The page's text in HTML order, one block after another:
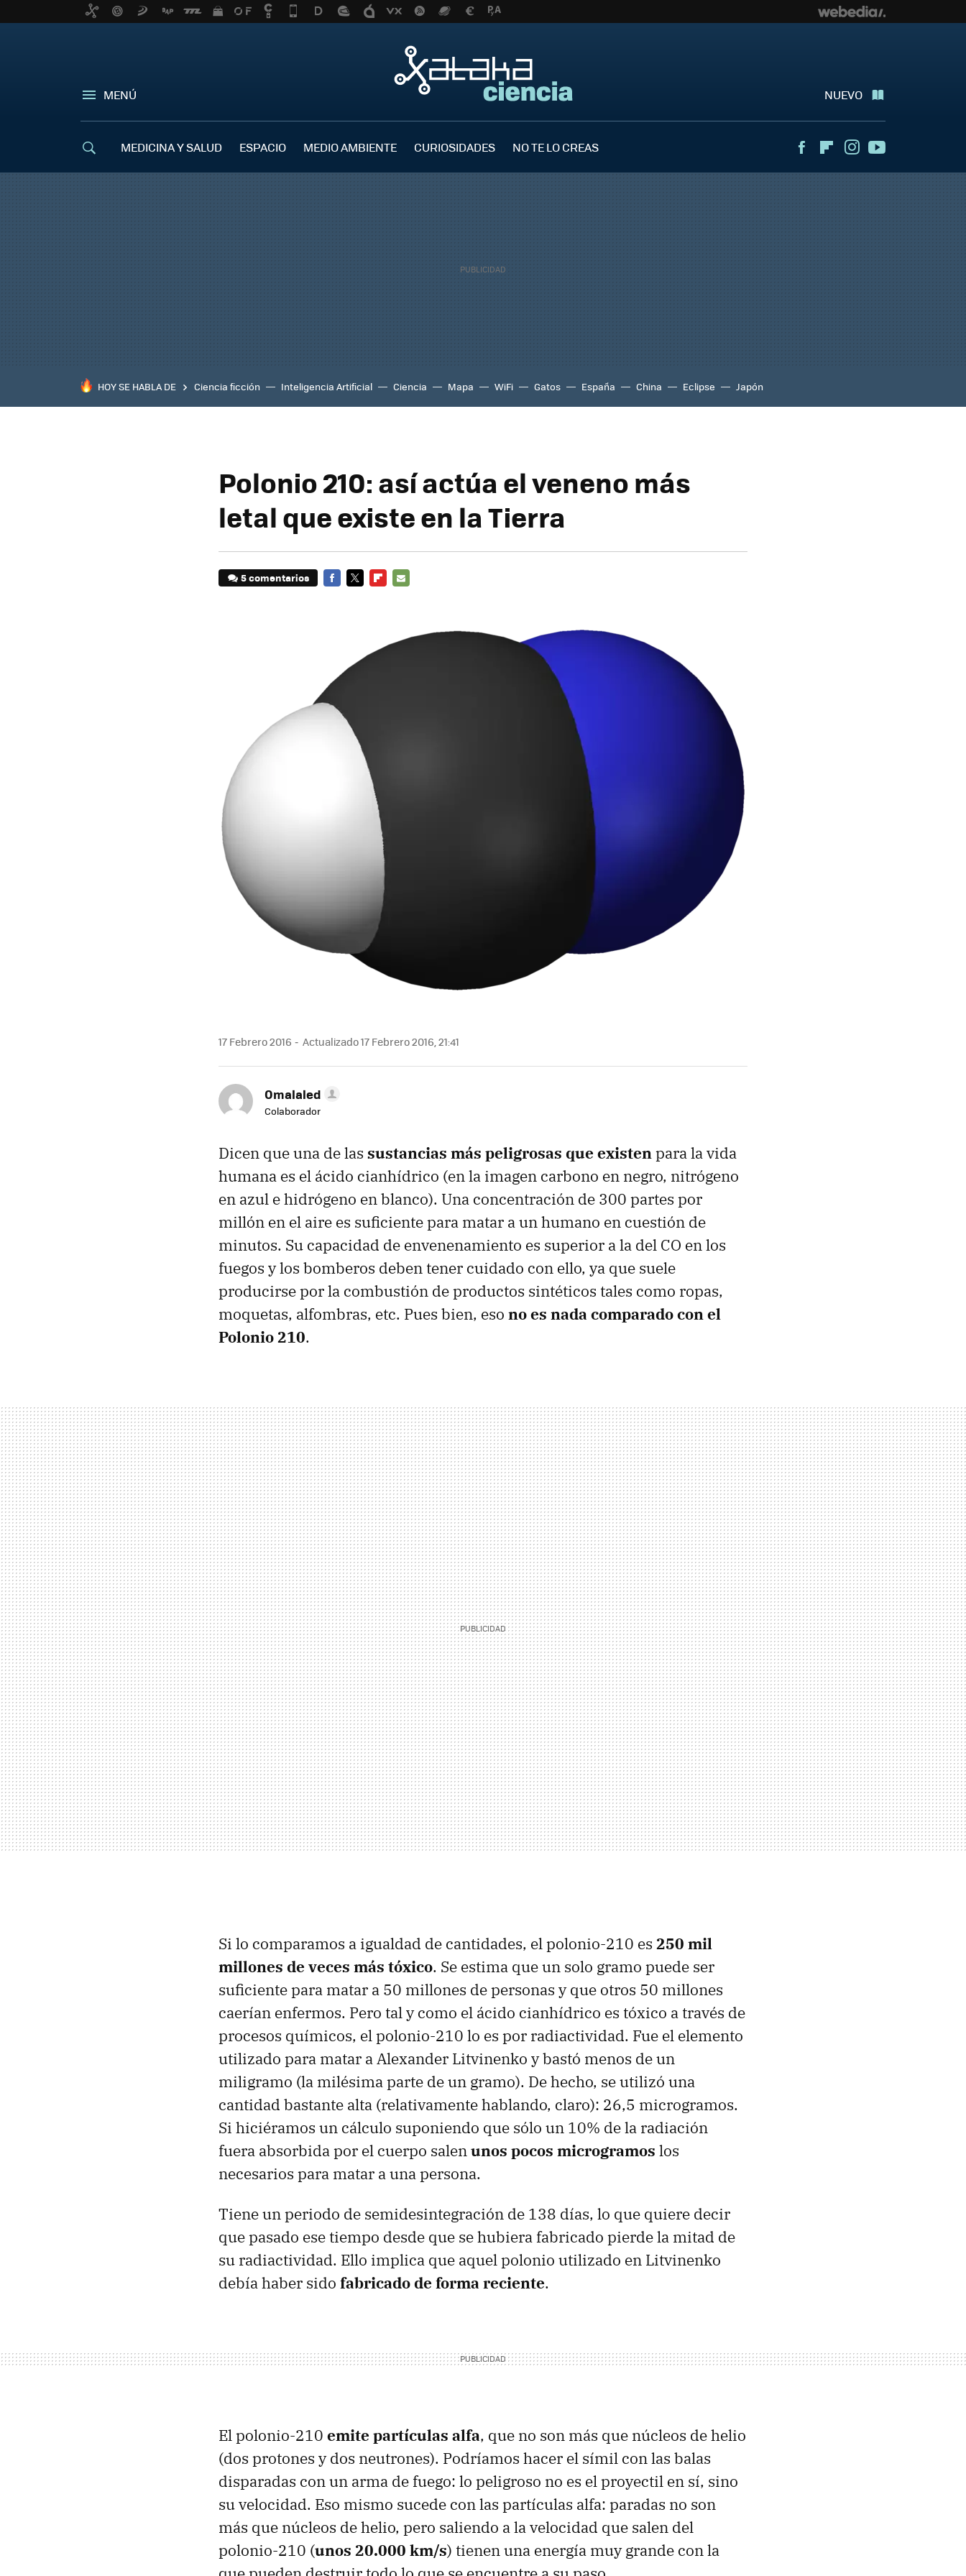
MENÚ NUEVO
MEDICINA Y SALUD ESPACIO MEDIO AMBIENTE CURIOSIDADES NO TE LO CREAS FacebookFlipboardInstagram
HOY SE HABLA DE Ciencia ficción Inteligencia Artificial Ciencia Mapa WiFi Gatos España China Eclipse Japón
Polonio 210: así actúa el veneno más
letal que existe en la Tierra
5 comentarios
17 Febrero 2016 Actualizado 17 Febrero 2016, 21:41
Omalaled
Colaborador
Dicen que una de las sustancias más peligrosas que existenpara la vida
humana es el ácido cianhídrico (en la imagen carbono en negro, nitrógeno
en azul e hidrógeno en blanco). Una concentración de 300 partes por
millón en el aire es suficiente para matar a un humano en cuestión de
minutos. Su capacidad de envenenamiento es superior a la del CO en los
fuegos y los bomberos deben tener cuidado con ello, ya que suele
producirse por la combustión de productos sintéticos tales como ropas,
moquetas, alfombras, etc. Pues bien, eso no es nada comparado con el
Polonio 210.
Si lo comparamos a igualdad de cantidades, el polonio-210 es 250 mil
millones de veces más tóxico. Se estima que un solo gramo puede ser
suficiente para matar a 50 millones de personas y que otros 50 millones
caerían enfermos. Pero tal y como el ácido cianhídrico es tóxico a través de
procesos químicos, el polonio-210 lo es por radiactividad. Fue el elemento
utilizado para matar a Alexander Litvinenko y bastó menos de un
miligramo (la milésima parte de un gramo). De hecho, se utilizó una
cantidad bastante alta (relativamente hablando, claro): 26,5 microgramos.
Si hiciéramos un cálculo suponiendo que sólo un 10% de la radiación
fuera absorbida por el cuerpo salenunos pocos microgramos los
necesarios para matar a una persona.
Tiene un periodo de semidesintegración de 138 días, lo que quiere decir
que pasado ese tiempo desde que se hubiera fabricado pierde la mitad de
su radiactividad. Ello implica que aquel polonio utilizado en Litvinenko
debía haber sido fabricado de forma reciente.
El polonio-210 emite partículas alfa, que no son más que núcleos de helio
(dos protones y dos neutrones). Podríamos hacer el símil con las balas
disparadas con un arma de fuego: lo peligroso no es el proyectil en sí, sino
su velocidad. Eso mismo sucede con las partículas alfa: paradas no son
más que núcleos de helio, pero saliendo a la velocidad que salen del
polonio-210 (unos 20.000 km/s) tienen una energía muy grande con la